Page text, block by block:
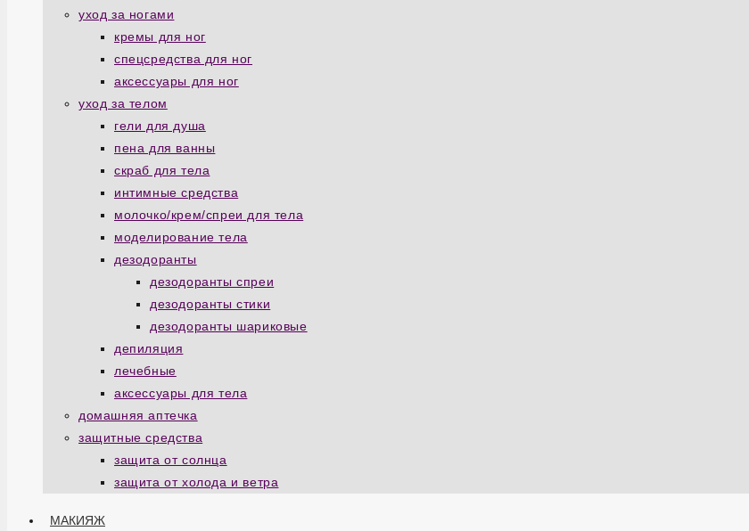
уход за ногами
кремы для ног
спецсредства для ног
аксессуары для ног
уход за телом
гели для душа
пена для ванны
скраб для тела
интимные средства
молочко/крем/спреи для тела
моделирование тела
дезодоранты
дезодоранты спреи
дезодоранты стики
дезодоранты шариковые
депиляция
лечебные
аксессуары для тела
домашняя аптечка
защитные средства
защита от солнца
защита от холода и ветра
МАКИЯЖ